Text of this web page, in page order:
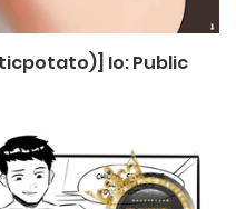
Io: Public